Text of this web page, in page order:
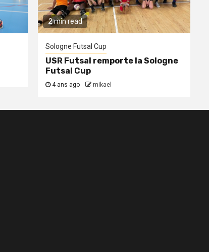
2 min read
Sologne Futsal Cup
USR Futsal remporte la Sologne
Futsal Cup
4 ans ago mikael